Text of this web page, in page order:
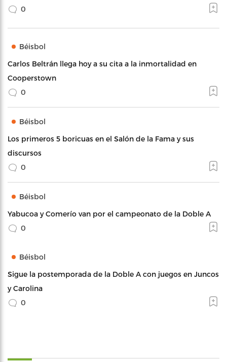
0
Béisbol
Carlos Beltrán llega hoy a su cita a la inmortalidad en
Cooperstown
0
Béisbol
Los primeros 5 boricuas en el Salón de la Fama y sus
discursos
0
Béisbol
Yabucoa y Comerío van por el campeonato de la Doble A
0
Béisbol
Sigue la postemporada de la Doble A con juegos en Juncos
y Carolina
0